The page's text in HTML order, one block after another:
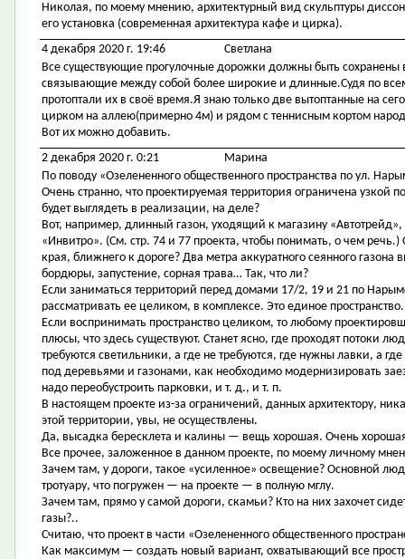
Николая, по моему мнению, архитектурный вид скульптуры
его установка (современная архитектура кафе и цирка).
4 декабря 2020 г. 19:46
Светлана
Все существующие прогулочные дорожки должны быть
связывающие между собой более широкие и длинные.Судя по
протоптали их в своё время.Я знаю только две вытоптанные на
цирком на аллею(примерно 4м) и рядом с теннисным кортом
Вот их можно добавить.
2 декабря 2020 г. 0:21
Марина
По поводу «Озелененного общественного пространства по ул.
Очень странно, что проектируемая территория ограничена узкой
будет выглядеть в реализации, на деле?
Вот, например, длинный газон, уходящий к магазину
«Инвитро». (См. стр. 74 и 77 проекта, чтобы понимать, о чем речь.)
края, ближнего к дороге? Два метра аккуратного сеянного
бордюры, запустение, сорная трава… Так, что ли?
Если заниматься территорий перед домами 17/2, 19 и 21 по
рассматривать ее целиком, в комплексе. Это единое пространство.
Если воспринимать пространство целиком, то любому
плюсы, что здесь существуют. Станет ясно, где проходят потоки
требуются светильники, а где не требуются, где нужны лавки, а
под деревьями и газонами, как необходимо модернизировать
надо переобустроить парковки, и т. д., и т. п.
В настоящем проекте из-за ограничений, данных архитектору,
этой территории, увы, не осуществлены.
Да, высадка бересклета и калины — вещь хорошая. Очень
Все прочее, заложенное в данном проекте, по моему личному
Зачем там, у дороги, такое «усиленное» освещение? Основной
тротуару, что погружен — на проекте — в полную мглу.
Зачем там, прямо у самой дороги, скамьи? Кто на них захочет
газы?..
Считаю, что проект в части «Озелененного общественного
Как максимум — создать новый вариант, охватывающий все